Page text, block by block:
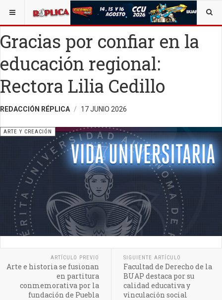
ESTÁ AQUÍ: ARTE
Gracias por confiar en la
educación regional:
Rectora Lilia Cedillo
REDACCIÓN RÉPLICA 17 JUNIO 2026
ARTE Y CREACIÓN
ARTÍCULO PREVIO
Arte e historia se fusionan
en partitura
conmemorativa por la
fundación de Puebla
SIGUIENTE ARTÍCULO
Facultad de Derecho de la
BUAP destaca por su
calidad educativa y
vinculación social